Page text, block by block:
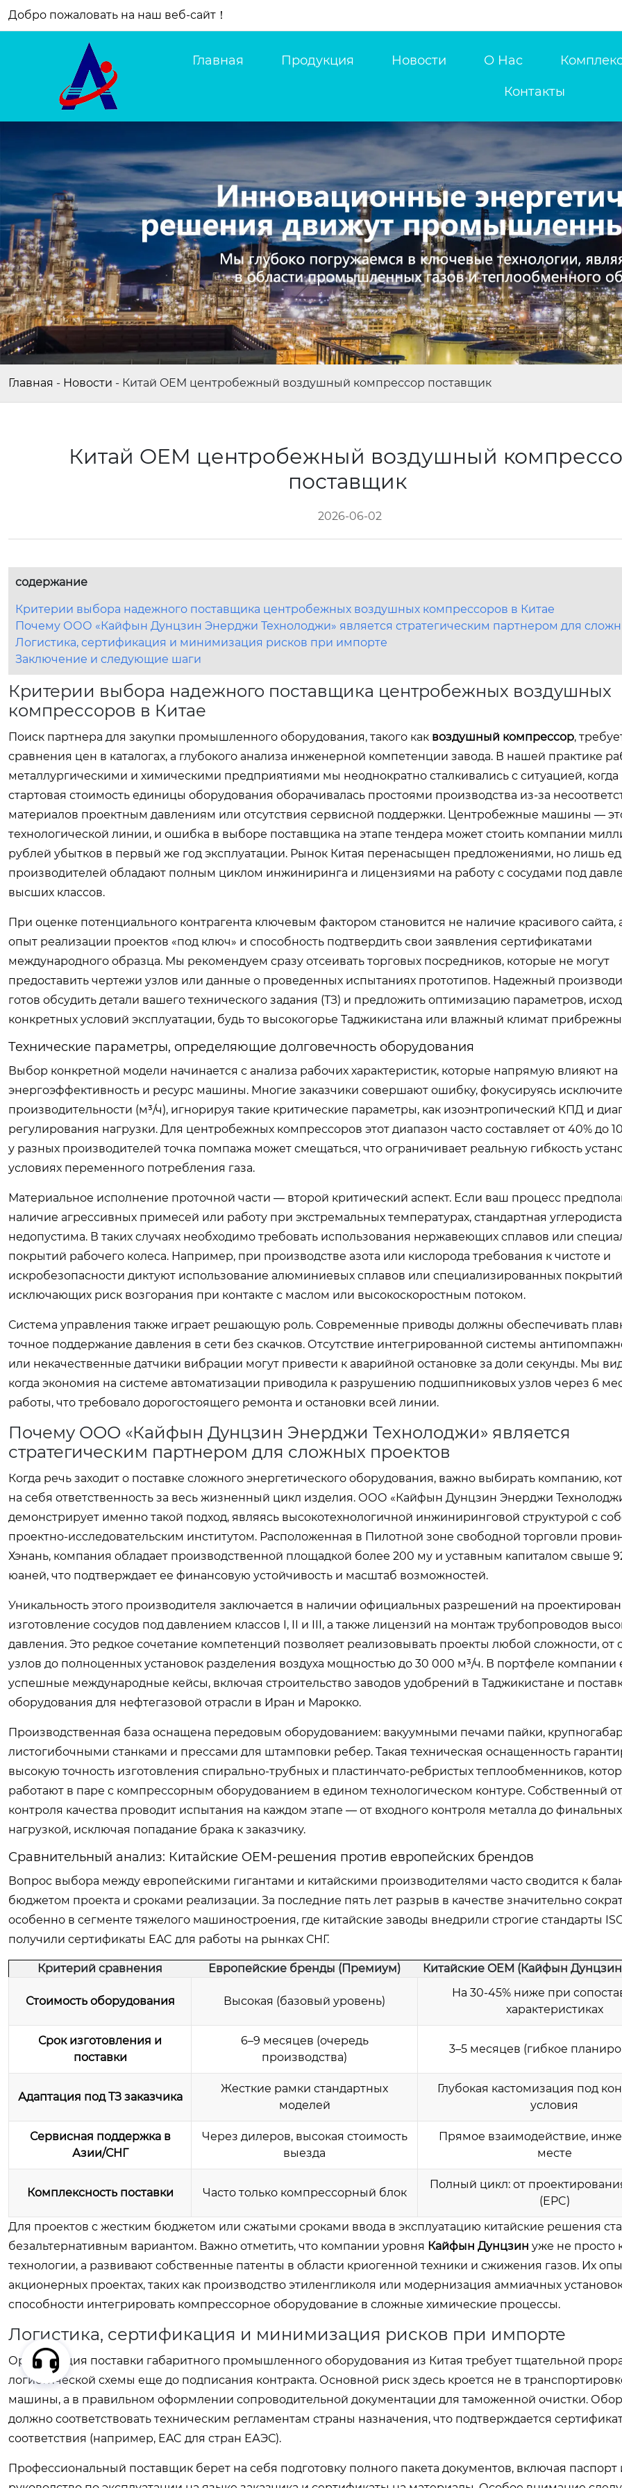
Добро пожаловать на наш веб-сайт！
Главная Продукция Новости О Нас
Контакты
Главная - Новости - Китай OEM центробежный воздушный компрессор поставщик
Китай OEM центробежный воздушный
поставщик
2026-06-02
содержание
Критерии выбора надежного поставщика центробежных воздушных компрессоров в Китае
Почему ООО «Кайфын Дунцзин Энерджи Технолоджи» является стратегическим партнером для
Логистика, сертификация и минимизация рисков при импорте
Заключение и следующие шаги
Критерии выбора надежного поставщика центробежных воздушных
компрессоров в Китае
Поиск партнера для закупки промышленного оборудования, такого как воздушный компрессор,
сравнения цен в каталогах, а глубокого анализа инженерной компетенции завода. В нашей практике
металлургическими и химическими предприятиями мы неоднократно сталкивались с ситуацией, когда
стартовая стоимость единицы оборудования оборачивалась простоями производства из-за
материалов проектным давлениям или отсутствия сервисной поддержки. Центробежные машины —
технологической линии, и ошибка в выборе поставщика на этапе тендера может стоить компании
рублей убытков в первый же год эксплуатации. Рынок Китая перенасыщен предложениями, но лишь
производителей обладают полным циклом инжиниринга и лицензиями на работу с сосудами под
высших классов.
При оценке потенциального контрагента ключевым фактором становится не наличие красивого сайта,
опыт реализации проектов «под ключ» и способность подтвердить свои заявления сертификатами
международного образца. Мы рекомендуем сразу отсеивать торговых посредников, которые не могут
предоставить чертежи узлов или данные о проведенных испытаниях прототипов. Надежный
готов обсудить детали вашего технического задания (ТЗ) и предложить оптимизацию параметров,
конкретных условий эксплуатации, будь то высокогорье Таджикистана или влажный климат
Технические параметры, определяющие долговечность оборудования
Выбор конкретной модели начинается с анализа рабочих характеристик, которые напрямую влияют на
энергоэффективность и ресурс машины. Многие заказчики совершают ошибку, фокусируясь
производительности (м³/ч), игнорируя такие критические параметры, как изоэнтропический КПД и
регулирования нагрузки. Для центробежных компрессоров этот диапазон часто составляет от 40% до
у разных производителей точка помпажа может смещаться, что ограничивает реальную гибкость
условиях переменного потребления газа.
Материальное исполнение проточной части — второй критический аспект. Если ваш процесс
наличие агрессивных примесей или работу при экстремальных температурах, стандартная
недопустима. В таких случаях необходимо требовать использования нержавеющих сплавов или
покрытий рабочего колеса. Например, при производстве азота или кислорода требования к чистоте и
искробезопасности диктуют использование алюминиевых сплавов или специализированных
исключающих риск возгорания при контакте с маслом или высокоскоростным потоком.
Система управления также играет решающую роль. Современные приводы должны обеспечивать
точное поддержание давления в сети без скачков. Отсутствие интегрированной системы
или некачественные датчики вибрации могут привести к аварийной остановке за доли секунды. Мы
когда экономия на системе автоматизации приводила к разрушению подшипниковых узлов через 6
работы, что требовало дорогостоящего ремонта и остановки всей линии.
Почему ООО «Кайфын Дунцзин Энерджи Технолоджи» является
стратегическим партнером для сложных проектов
Когда речь заходит о поставке сложного энергетического оборудования, важно выбирать компанию,
на себя ответственность за весь жизненный цикл изделия. ООО «Кайфын Дунцзин Энерджи
демонстрирует именно такой подход, являясь высокотехнологичной инжиниринговой структурой с
проектно-исследовательским институтом. Расположенная в Пилотной зоне свободной торговли
Хэнань, компания обладает производственной площадкой более 200 му и уставным капиталом свыше
юаней, что подтверждает ее финансовую устойчивость и масштаб возможностей.
Уникальность этого производителя заключается в наличии официальных разрешений на
изготовление сосудов под давлением классов I, II и III, а также лицензий на монтаж трубопроводов
давления. Это редкое сочетание компетенций позволяет реализовывать проекты любой сложности, от
узлов до полноценных установок разделения воздуха мощностью до 30 000 м³/ч. В портфеле компании
успешные международные кейсы, включая строительство заводов удобрений в Таджикистане и
оборудования для нефтегазовой отрасли в Иран и Марокко.
Производственная база оснащена передовым оборудованием: вакуумными печами пайки,
листогибочными станками и прессами для штамповки ребер. Такая техническая оснащенность
высокую точность изготовления спирально-трубных и пластинчато-ребристых теплообменников,
работают в паре с компрессорным оборудованием в едином технологическом контуре. Собственный
контроля качества проводит испытания на каждом этапе — от входного контроля металла до
нагрузкой, исключая попадание брака к заказчику.
Сравнительный анализ: Китайские OEM-решения против европейских брендов
Вопрос выбора между европейскими гигантами и китайскими производителями часто сводится к
бюджетом проекта и сроками реализации. За последние пять лет разрыв в качестве значительно
особенно в сегменте тяжелого машиностроения, где китайские заводы внедрили строгие стандарты
получили сертификаты EAC для работы на рынках СНГ.
Критерий сравнения Европейские бренды (Премиум) Китайские OEM (Кайфын
Стоимость оборудования Высокая (базовый уровень)
На 30-45% ниже при
характеристиках
Срок изготовления и
поставки
6–9 месяцев (очередь
производства)
3–5 месяцев (гибкое
Адаптация под ТЗ заказчика
Жесткие рамки стандартных
моделей
Глубокая кастомизация под
условия
Сервисная поддержка в
Азии/СНГ
Через дилеров, высокая стоимость
выезда
Прямое взаимодействие,
месте
Комплексность поставки Часто только компрессорный блок
Полный цикл: от
(EPC)
Для проектов с жестким бюджетом или сжатыми сроками ввода в эксплуатацию китайские решения
безальтернативным вариантом. Важно отметить, что компании уровня Кайфын Дунцзин уже не просто
технологии, а развивают собственные патенты в области криогенной техники и сжижения газов. Их
акционерных проектах, таких как производство этиленгликоля или модернизация аммиачных
способности интегрировать компрессорное оборудование в сложные химические процессы.
Логистика, сертификация и минимизация рисков при импорте
Организация поставки габаритного промышленного оборудования из Китая требует тщательной
логистической схемы еще до подписания контракта. Основной риск здесь кроется не в
машины, а в правильном оформлении сопроводительной документации для таможенной очистки.
должно соответствовать техническим регламентам страны назначения, что подтверждается
соответствия (например, EAC для стран ЕАЭС).
Профессиональный поставщик берет на себя подготовку полного пакета документов, включая паспорт